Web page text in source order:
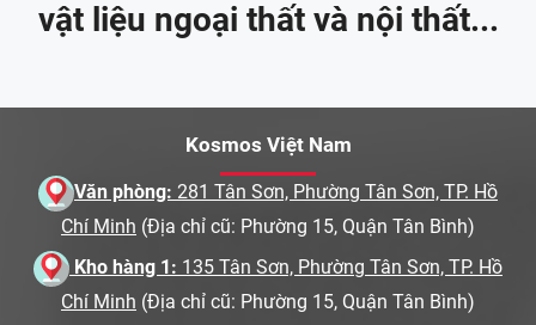
vật liệu ngoại thất và nội thất...
Kosmos Việt Nam
Văn phòng: 281 Tân Sơn, Phường Tân Sơn, TP. Hồ
Chí Minh (Địa chỉ cũ: Phường 15, Quận Tân Bình)
Kho hàng 1: 135 Tân Sơn, Phường Tân Sơn, TP. Hồ
Chí Minh (Địa chỉ cũ: Phường 15, Quận Tân Bình)